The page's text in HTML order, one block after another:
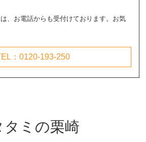
、お電話からも受付けております。お気
：0120-193-250
タミの栗崎